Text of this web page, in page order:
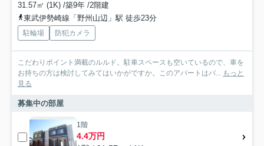
31.57㎡ (1K) /築9年 /2階建
東武伊勢崎線「野州山辺」駅 徒歩23分
駐輪場 防犯カメラ
こだわりポイント満載のルルド。駐車スペースも空いているので、車を
お持ちの方は検討してみてはいかがですか。このアパートはバ... もっと
見る
募集中の部屋
1階
4.4万円